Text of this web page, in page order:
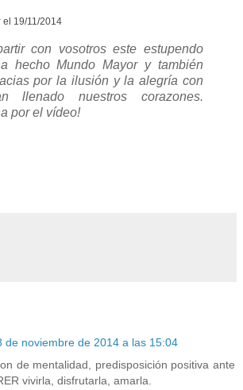
el 19/11/2014
con vosotros este estupendo
hecho Mundo Mayor y también
por la ilusión y la alegría con
llenado nuestros corazones.
por el vídeo!
de noviembre de 2014 a las 15:04
de mentalidad, predisposición positiva ante
vivirla, disfrutarla, amarla.